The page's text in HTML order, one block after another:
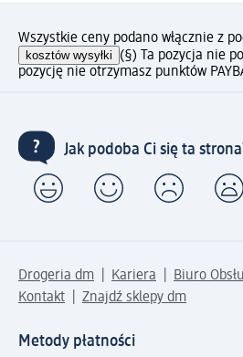
Wszystkie ceny podano włącznie z
kosztów wysyłki (§) Ta pozycja nie
pozycję nie otrzymasz punktów
Jak podoba Ci się ta
Drogeria dm Kariera
Biuro
Kontakt
Znajdź sklepy dm
Metody płatności